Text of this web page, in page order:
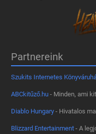
Partnereink
Szukits Internetes
ABCkitűző.hu - Minden, ami
Diablo Hungary - Hivatalos
Blizzard Entertainment - A